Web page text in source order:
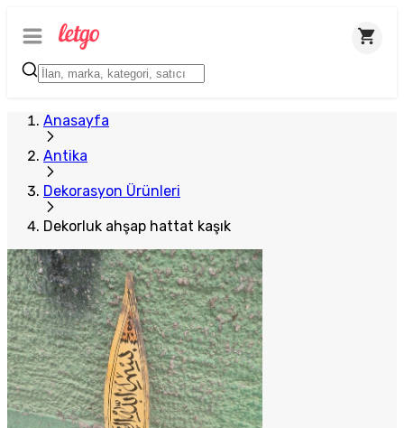
Anasayfa
Antika
Dekorasyon Ürünleri
Dekorluk ahşap hattat kaşık